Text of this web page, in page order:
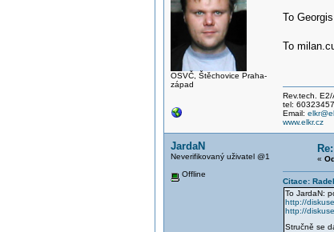
OSVČ, Štěchovice Praha-
západ
To
To
Rev.tech.
tel:
Email:
www.elkr.cz
JardaN
Neverifikovaný uživatel @1
Offline
«
Citace:
To JardaN:
http://
http://
Stručně se